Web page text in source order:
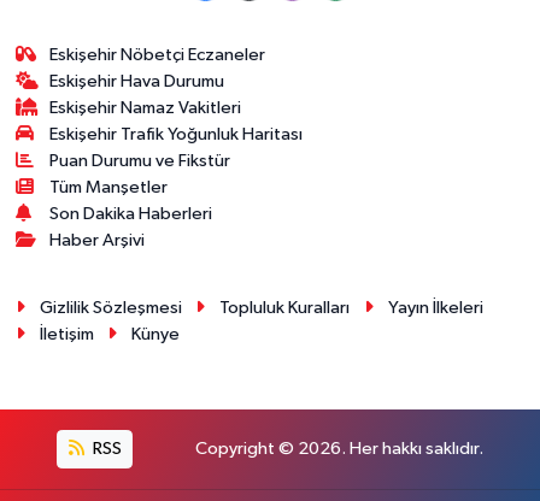
Eskişehir Nöbetçi Eczaneler
Eskişehir Hava Durumu
Eskişehir Namaz Vakitleri
Eskişehir Trafik Yoğunluk Haritası
Puan Durumu ve Fikstür
Tüm Manşetler
Son Dakika Haberleri
Haber Arşivi
Gizlilik Sözleşmesi Topluluk Kuralları
Yayın İlkeleri
İletişim
Künye
RSS Copyright © 2026. Her hakkı saklıdır.